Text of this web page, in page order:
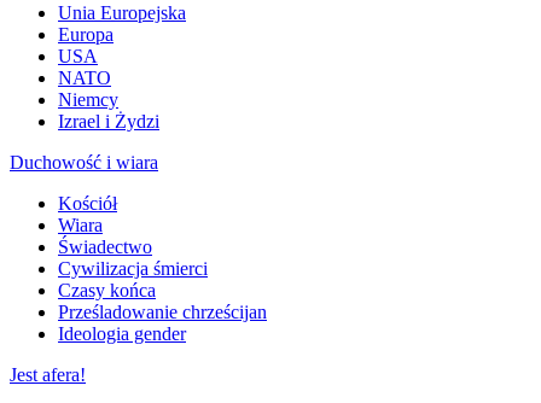
Unia Europejska
Europa
USA
NATO
Niemcy
Izrael i Żydzi
Duchowość i wiara
Kościół
Wiara
Świadectwo
Cywilizacja śmierci
Czasy końca
Prześladowanie chrześcijan
Ideologia gender
Jest afera!